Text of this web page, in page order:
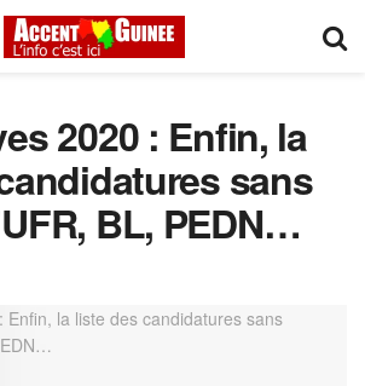
2020 : Enfin, la
sans
BL, PEDN…